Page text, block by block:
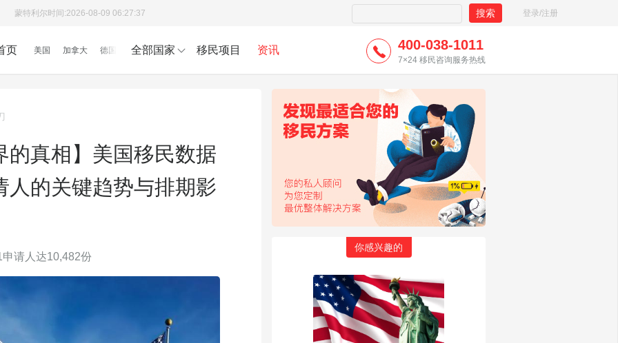
蒙特利尔时间:2026-08-09 06:27:38 登录/注册
页 美国 加拿大 德国 全部国家 移民项目 资讯 400-038-1011
7×24 移民咨询服务热线
的真相】美国移民数据
人的关键趋势与排期影
请人达10,482份
你感兴趣的